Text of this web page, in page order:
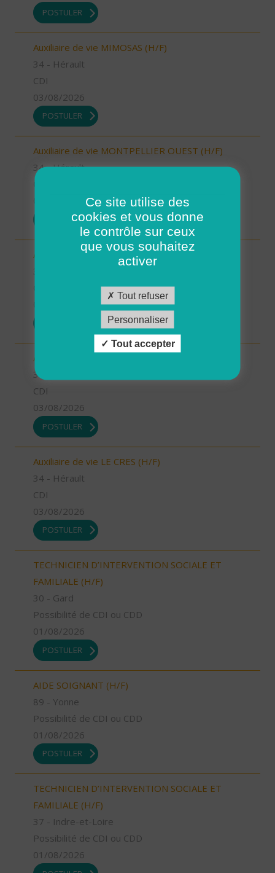
POSTULER
Auxiliaire de vie MIMOSAS (H/F)
34 - Hérault
CDI
03/08/2026
POSTULER
Auxiliaire de vie MONTPELLIER OUEST (H/F)
34 - Hérault
POSTULER
Auxiliaire de vie JUVIGNAC (H/F)
Aide à domicile LUNEL (H/F)
34 - Hérault
CDI
03/08/2026
POSTULER
Auxiliaire de vie LE CRES (H/F)
34 - Hérault
CDI
03/08/2026
POSTULER
TECHNICIEN D’INTERVENTION SOCIALE ET
FAMILIALE (H/F)
30 - Gard
Possibilité de CDI ou CDD
01/08/2026
POSTULER
AIDE SOIGNANT (H/F)
89 - Yonne
Possibilité de CDI ou CDD
01/08/2026
POSTULER
TECHNICIEN D’INTERVENTION SOCIALE ET
FAMILIALE (H/F)
37 - Indre-et-Loire
Possibilité de CDI ou CDD
01/08/2026
Ce site utilise des
cookies et vous donne
le contrôle sur ceux
que vous souhaitez
activer
Tout refuser
Personnaliser
Tout accepter